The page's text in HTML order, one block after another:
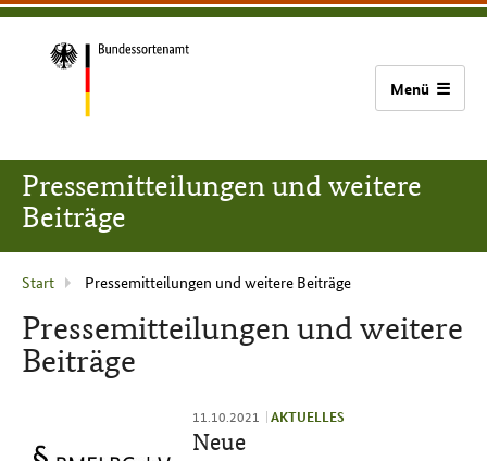
zum
(Navigation
zur
zum
Bundessortenamt
Zur
Startseite
Pressemitteilungen und weitere
Beiträge
Aktuelle
Seite
:
Start Pressemitteilungen und weitere Beiträge
Pressemitteilungen und weitere
Beiträge
11.10.2021 AKTUELLES
Neue